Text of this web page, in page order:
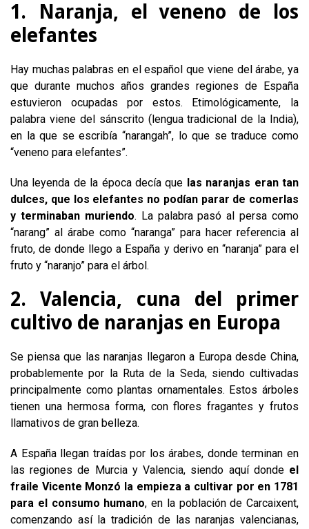
1. Naranja, el veneno de los
elefantes
Hay muchas palabras en el español que viene del árabe, ya
que durante muchos años grandes regiones de España
estuvieron ocupadas por estos. Etimológicamente, la
palabra viene del sánscrito (lengua tradicional de la India),
en la que se escribía “narangah”, lo que se traduce como
“veneno para elefantes”.
Una leyenda de la época decía que las naranjas eran tan
dulces, que los elefantes no podían parar de comerlas
y terminaban muriendo. La palabra pasó al persa como
“narang” al árabe como “naranga” para hacer referencia al
fruto, de donde llego a España y derivo en “naranja” para el
fruto y “naranjo” para el árbol.
2. Valencia, cuna del primer
cultivo de naranjas en Europa
Se piensa que las naranjas llegaron a Europa desde China,
probablemente por la Ruta de la Seda, siendo cultivadas
principalmente como plantas ornamentales. Estos árboles
tienen una hermosa forma, con flores fragantes y frutos
llamativos de gran belleza.
A España llegan traídas por los árabes, donde terminan en
las regiones de Murcia y Valencia, siendo aquí donde el
fraile Vicente Monzó la empieza a cultivar por en 1781
para el consumo humano, en la población de Carcaixent,
comenzando así la tradición de las naranjas valencianas,